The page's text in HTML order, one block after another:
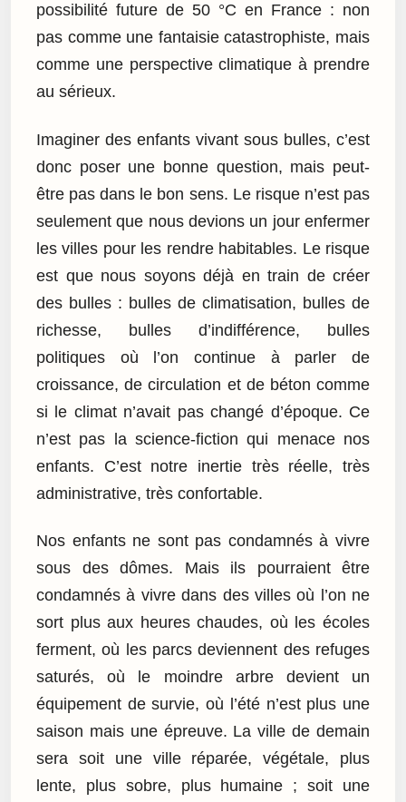
possibilité future de 50 °C en France : non
pas comme une fantaisie catastrophiste, mais
comme une perspective climatique à prendre
au sérieux.
Imaginer des enfants vivant sous bulles, c’est
donc poser une bonne question, mais peut-
être pas dans le bon sens. Le risque n’est pas
seulement que nous devions un jour enfermer
les villes pour les rendre habitables. Le risque
est que nous soyons déjà en train de créer
des bulles : bulles de climatisation, bulles de
richesse, bulles d’indifférence, bulles
politiques où l’on continue à parler de
croissance, de circulation et de béton comme
si le climat n’avait pas changé d’époque. Ce
n’est pas la science-fiction qui menace nos
enfants. C’est notre inertie très réelle, très
administrative, très confortable.
Nos enfants ne sont pas condamnés à vivre
sous des dômes. Mais ils pourraient être
condamnés à vivre dans des villes où l’on ne
sort plus aux heures chaudes, où les écoles
ferment, où les parcs deviennent des refuges
saturés, où le moindre arbre devient un
équipement de survie, où l’été n’est plus une
saison mais une épreuve. La ville de demain
sera soit une ville réparée, végétale, plus
lente, plus sobre, plus humaine ; soit une